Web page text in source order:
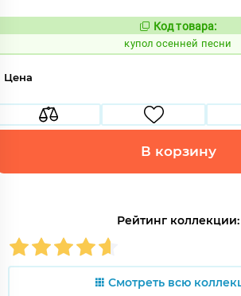
Код товара:
купол осенней песни
Цена
В корзину
Рейтинг коллекции:
Смотреть всю